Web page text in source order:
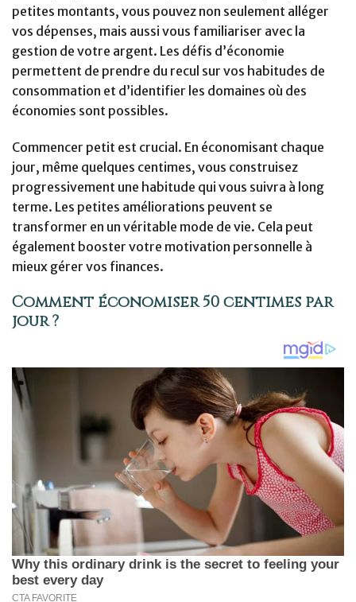
petites montants, vous pouvez non seulement alléger
vos dépenses, mais aussi vous familiariser avec la
gestion de votre argent. Les défis d’économie
permettent de prendre du recul sur vos habitudes de
consommation et d’identifier les domaines où des
économies sont possibles.
Commencer petit est crucial. En économisant chaque
jour, même quelques centimes, vous construisez
progressivement une habitude qui vous suivra à long
terme. Les petites améliorations peuvent se
transformer en un véritable mode de vie. Cela peut
également booster votre motivation personnelle à
mieux gérer vos finances.
Comment économiser 50 centimes par
jour ?